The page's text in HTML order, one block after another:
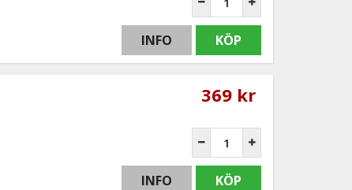
INFO KÖP
369 kr
INFO KÖP